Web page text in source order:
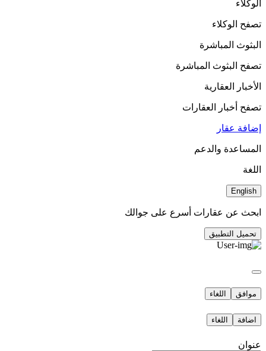
الوكلاء
تصفح الوكلاء
البثوث المباشرة
تصفح البثوث المباشرة
الأخبار العقارية
تصفح أخبار العقارات
إضافة عقار
المساعدة والدعم
اللغة
English
ابحث عن عقارات أسرع على جوالك
تحميل التطبيق
موافق اللغاء
اضافة اللغاء
عنوان